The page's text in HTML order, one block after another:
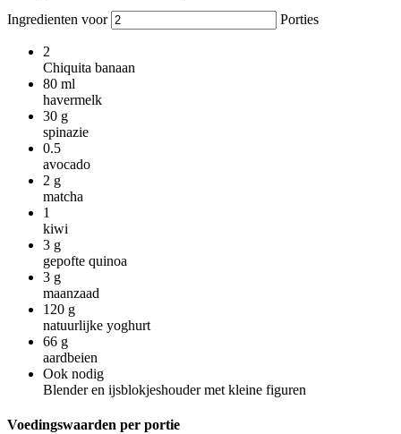
Ingredienten voor Porties
2
Chiquita banaan
80 ml
havermelk
30 g
spinazie
0.5
avocado
2 g
matcha
1
kiwi
3 g
gepofte quinoa
3 g
maanzaad
120 g
natuurlijke yoghurt
66 g
aardbeien
Ook nodig
Blender en ijsblokjeshouder met kleine figuren
Voedingswaarden per portie